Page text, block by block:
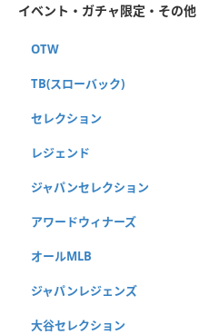
イベント・ガチャ限定・その他
OTW
TB(スローバック)
セレクション
レジェンド
ジャパンセレクション
アワードウィナーズ
オールMLB
ジャパンレジェンズ
大谷セレクション